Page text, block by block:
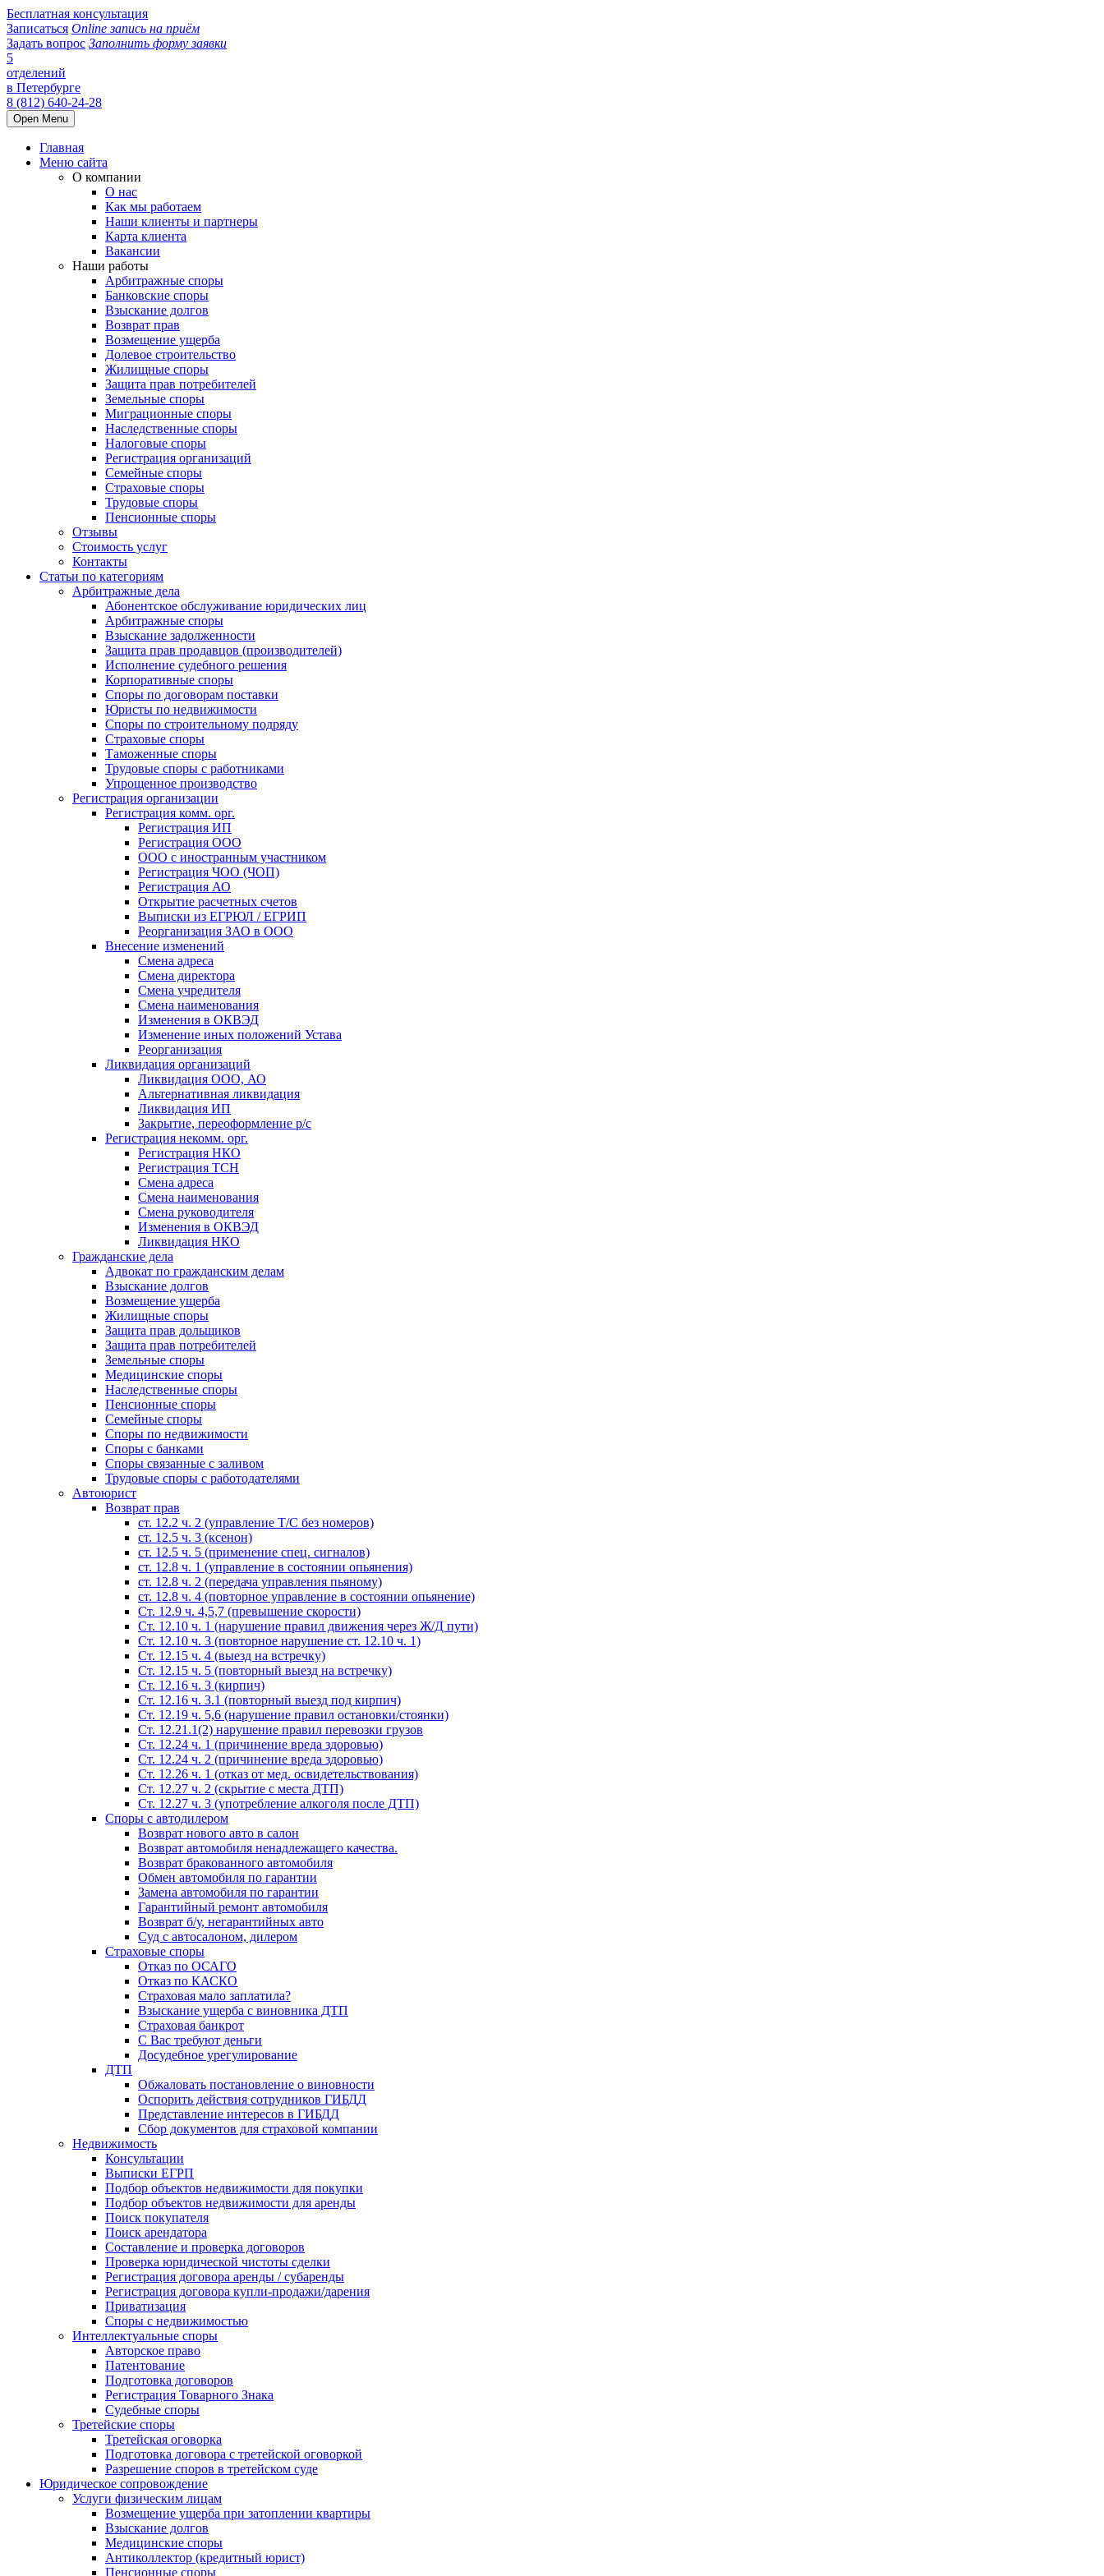
Бесплатная консультация
Записаться Online запись на приём
Задать вопрос Заполнить форму заявки
5
отделений
в Петербурге
8 (812) 640-24-28
Open Menu
Главная
Меню сайта
О компании
О нас
Как мы работаем
Наши клиенты и партнеры
Карта клиента
Вакансии
Наши работы
Арбитражные споры
Банковские споры
Взыскание долгов
Возврат прав
Возмещение ущерба
Долевое строительство
Жилищные споры
Защита прав потребителей
Земельные споры
Миграционные споры
Наследственные споры
Налоговые споры
Регистрация организаций
Семейные споры
Страховые споры
Трудовые споры
Пенсионные споры
Отзывы
Стоимость услуг
Контакты
Статьи по категориям
Арбитражные дела
Абонентское обслуживание юридических лиц
Арбитражные споры
Взыскание задолженности
Защита прав продавцов (производителей)
Исполнение судебного решения
Корпоративные споры
Споры по договорам поставки
Юристы по недвижимости
Споры по строительному подряду
Страховые споры
Таможенные споры
Трудовые споры с работниками
Упрощенное производство
Регистрация организации
Регистрация комм. орг.
Регистрация ИП
Регистрация ООО
ООО с иностранным участником
Регистрация ЧОО (ЧОП)
Регистрация АО
Открытие расчетных счетов
Выписки из ЕГРЮЛ / ЕГРИП
Реорганизация ЗАО в ООО
Внесение изменений
Смена адреса
Смена директора
Cмена учредителя
Смена наименования
Изменения в ОКВЭД
Изменение иных положений Устава
Реорганизация
Ликвидация организаций
Ликвидация ООО, АО
Альтернативная ликвидация
Ликвидация ИП
Закрытие, переоформление р/с
Регистрация некомм. орг.
Регистрация НКО
Регистрация ТСН
Смена адреса
Смена наименования
Смена руководителя
Изменения в ОКВЭД
Ликвидация НКО
Гражданские дела
Адвокат по гражданским делам
Взыскание долгов
Возмещение ущерба
Жилищные споры
Защита прав дольщиков
Защита прав потребителей
Земельные споры
Медицинские споры
Наследственные споры
Пенсионные споры
Семейные споры
Cпоры по недвижимости
Споры с банками
Споры связанные с заливом
Трудовые споры с работодателями
Автоюрист
Возврат прав
ст. 12.2 ч. 2 (управление Т/С без номеров)
ст. 12.5 ч. 3 (ксенон)
ст. 12.5 ч. 5 (применение спец. сигналов)
cт. 12.8 ч. 1 (управление в состоянии опьянения)
ст. 12.8 ч. 2 (передача управления пьяному)
ст. 12.8 ч. 4 (повторное управление в состоянии опьянение)
Ст. 12.9 ч. 4,5,7 (превышение скорости)
Ст. 12.10 ч. 1 (нарушение правил движения через Ж/Д пути)
Ст. 12.10 ч. 3 (повторное нарушение ст. 12.10 ч. 1)
Ст. 12.15 ч. 4 (выезд на встречку)
Ст. 12.15 ч. 5 (повторный выезд на встречку)
Ст. 12.16 ч. 3 (кирпич)
Ст. 12.16 ч. 3.1 (повторный выезд под кирпич)
Ст. 12.19 ч. 5,6 (нарушение правил остановки/стоянки)
Ст. 12.21.1(2) нарушение правил перевозки грузов
Ст. 12.24 ч. 1 (причинение вреда здоровью)
Ст. 12.24 ч. 2 (причинение вреда здоровью)
Ст. 12.26 ч. 1 (отказ от мед. освидетельствования)
Ст. 12.27 ч. 2 (скрытие с места ДТП)
Ст. 12.27 ч. 3 (употребление алкоголя после ДТП)
Споры с автодилером
Возврат нового авто в салон
Возврат автомобиля ненадлежащего качества.
Возврат бракованного автомобиля
Обмен автомобиля по гарантии
Замена автомобиля по гарантии
Гарантийный ремонт автомобиля
Возврат б/у, негарантийных авто
Суд с автосалоном, дилером
Страховые споры
Отказ по ОСАГО
Отказ по КАСКО
Страховая мало заплатила?
Взыскание ущерба с виновника ДТП
Страховая банкрот
С Вас требуют деньги
Досудебное урегулирование
ДТП
Обжаловать постановление о виновности
Оспорить действия сотрудников ГИБДД
Представление интересов в ГИБДД
Сбор документов для страховой компании
Недвижимость
Консультации
Выписки ЕГРП
Подбор объектов недвижимости для покупки
Подбор объектов недвижимости для аренды
Поиск покупателя
Поиск арендатора
Составление и проверка договоров
Проверка юридической чистоты сделки
Регистрация договора аренды / субаренды
Регистрация договора купли-продажи/дарения
Приватизация
Cпоры с недвижимостью
Интеллектуальные споры
Авторское право
Патентование
Подготовка договоров
Регистрация Товарного Знака
Судебные споры
Третейские споры
Третейская оговорка
Подготовка договора с третейской оговоркой
Разрешение споров в третейском суде
Юридическое сопровождение
Услуги физическим лицам
Возмещение ущерба при затоплении квартиры
Взыскание долгов
Медицинские споры
Антиколлектор (кредитный юрист)
Пенсионные споры